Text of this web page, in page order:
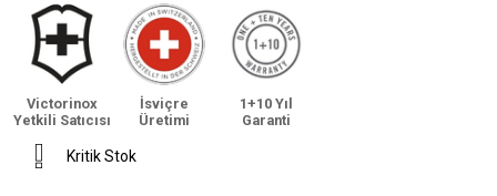
Victorinox
Yetkili Satıcısı
İsviçre
Üretimi
1+10 Yıl
Garanti
Kritik Stok